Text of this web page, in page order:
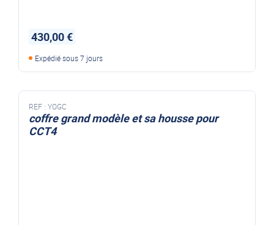
430,00 €
Expédié sous 7 jours
REF : YOGC
coffre grand modèle et sa housse pour
CCT4